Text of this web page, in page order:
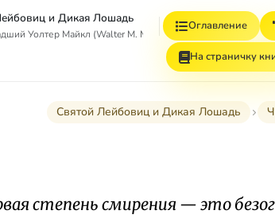
и Дикая Лошадь
Уолтер Майкл (Walter M. Miller, Jr.)
Оглавление
На страничку
Святой Лейбовиц и Дикая Лошадь
степень смирения — это